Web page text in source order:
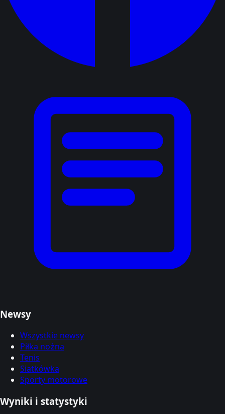
Newsy
Wszystkie newsy
Piłka nożna
Tenis
Siatkówka
Sporty motorowe
Wyniki i statystyki